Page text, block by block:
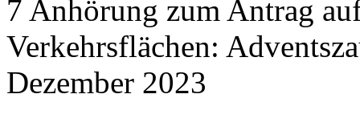
7 Anhörung zum Antrag
Verkehrsflächen:
Dezember 2023